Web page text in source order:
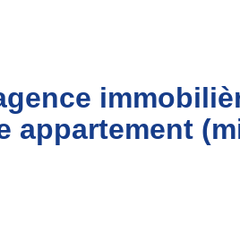
appartement